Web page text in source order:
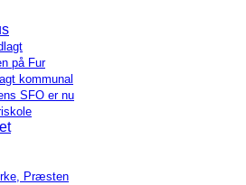
på Fur
kommunal
SFO er nu
Præsten